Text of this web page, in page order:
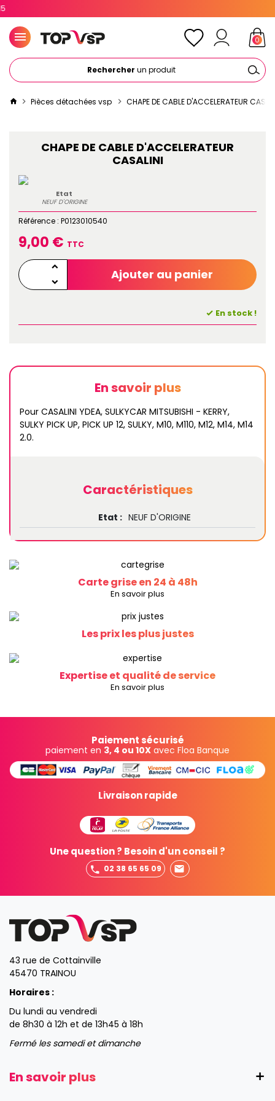
Rechercher un produit
0
Pièces détachées vsp CHAPE DE CABLE D'ACCELERATEUR
CHAPE DE CABLE D'ACCELERATEUR
CASALINI
Etat
NEUF D'ORIGINE
Référence : P0123010540
9,00 € TTC
Ajouter au panier
En stock !
En savoir plus
Pour CASALINI YDEA, SULKYCAR MITSUBISHI - KERRY,
SULKY PICK UP, PICK UP 12, SULKY, M10, M110, M12, M14, M14
2.0.
Caractéristiques
Etat : NEUF D'ORIGINE
Carte grise en 24 à 48h
En savoir plus
Les prix les plus justes
Expertise et qualité de service
En savoir plus
Paiement sécurisé
paiement en 3, 4 ou 10X avec Floa Banque
Livraison rapide
Une question ? Besoin d'un conseil ?
02 38 65 65 09
43 rue de Cottainville
45470 TRAINOU
Horaires :
Du lundi au vendredi
de 8h30 à 12h et de 13h45 à 18h
Fermé les samedi et dimanche
En savoir plus